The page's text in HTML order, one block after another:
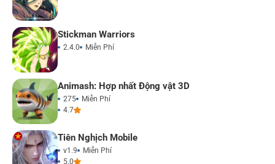
Stickman Warriors
2.4.0 Miễn Phí
Animash: Hợp nhất Động vật 3D
275
Miễn Phí
4.7
Tiên Nghịch Mobile
v1.9
Miễn Phí
5.0